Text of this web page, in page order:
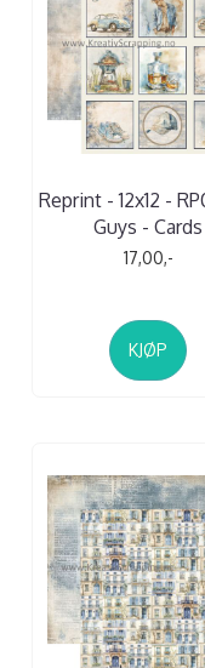
Reprint - 12x12 -
Guys - Cards
17,00,-
KJØP